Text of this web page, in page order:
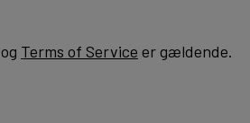
og Terms of Service er gældende.